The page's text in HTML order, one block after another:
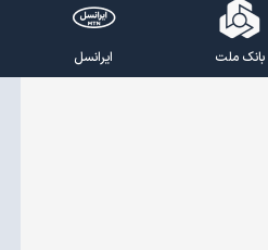
ایرانسل بانک ملت